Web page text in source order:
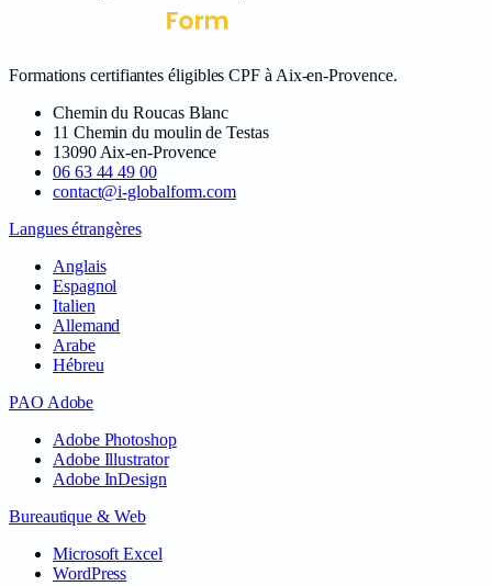
Formations certifiantes éligibles CPF à Aix-en-Provence.
Chemin du Roucas Blanc
11 Chemin du moulin de Testas
13090 Aix-en-Provence
06 63 44 49 00
contact@i-globalform.com
Langues étrangères
Anglais
Espagnol
Italien
Allemand
Arabe
Hébreu
PAO Adobe
Adobe Photoshop
Adobe Illustrator
Adobe InDesign
Bureautique & Web
Microsoft Excel
WordPress